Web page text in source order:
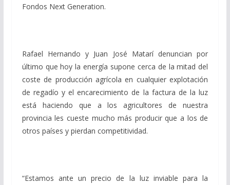
Fondos Next Generation.
Rafael Hernando y Juan José Matarí denuncian por
último que hoy la energía supone cerca de la mitad del
coste de producción agrícola en cualquier explotación
de regadío y el encarecimiento de la factura de la luz
está haciendo que a los agricultores de nuestra
provincia les cueste mucho más producir que a los de
otros países y pierdan competitividad.
“Estamos ante un precio de la luz inviable para la